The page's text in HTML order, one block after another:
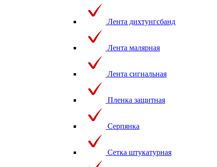
Лента дихтунгсбанд
Лента малярная
Лента сигнальная
Пленка защитная
Серпянка
Сетка штукатурная